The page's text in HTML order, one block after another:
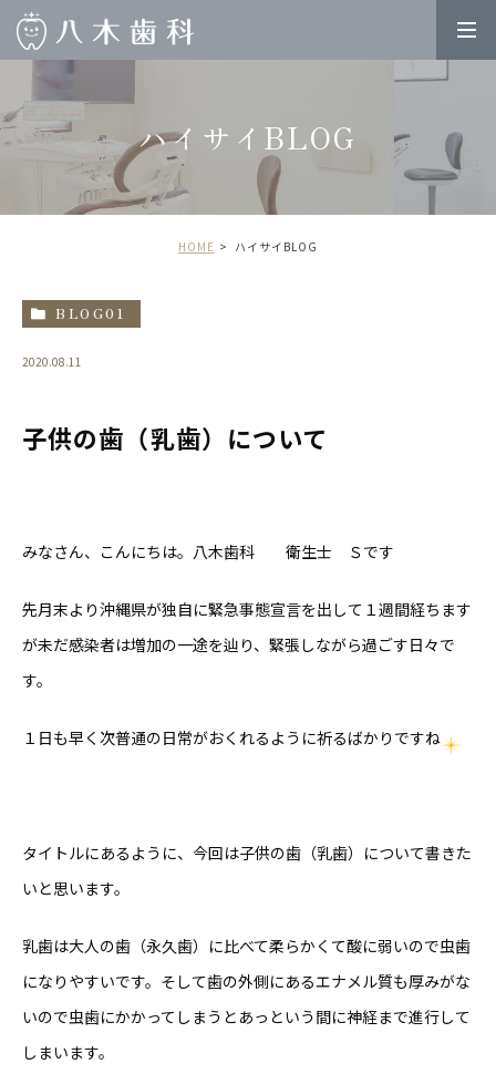
ハイサイBLOG
HOME ハイサイBLOG
BLOG01
2020.08.11
子供の歯（乳歯）について
みなさん、こんにちは。八木歯科 衛生士 Ｓです
先月末より沖縄県が独自に緊急事態宣言を出して１週間経ちます
が未だ感染者は増加の一途を辿り、緊張しながら過ごす日々で
す。
１日も早く次普通の日常がおくれるように祈るばかりですね
タイトルにあるように、今回は子供の歯（乳歯）について書きた
いと思います。
乳歯は大人の歯（永久歯）に比べて柔らかくて酸に弱いので虫歯
になりやすいです。そして歯の外側にあるエナメル質も厚みがな
いので虫歯にかかってしまうとあっという間に神経まで進行して
しまいます。